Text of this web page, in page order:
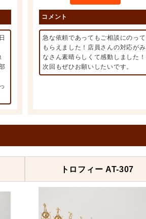
コメント
急な依頼であってもご相談にのって
もらえました！店員さんの対応がみ
なさん素晴らしくて感動しました！
次回もぜひお願いしたいです。
トロフィー AT-307